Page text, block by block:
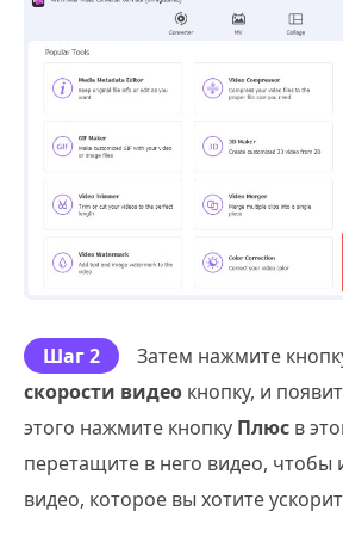
Шаг 2 Затем нажмите
скорости видео кнопку, и
этого нажмите кнопку Плюс в
перетащите в него видео, чтобы
видео, которое вы хотите